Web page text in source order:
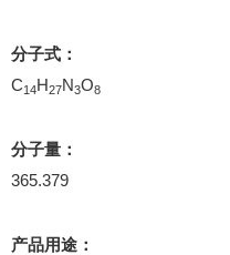
分子式：
C14H27N3O8
分子量：
365.379
产品用途：